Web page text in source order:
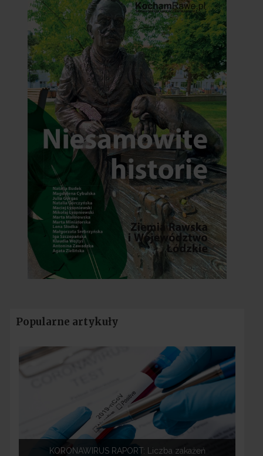
Popularne artykuły
KORONAWIRUS RAPORT: Liczba zakażeń